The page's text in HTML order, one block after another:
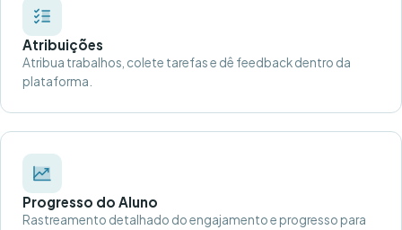
Atribuições
Atribua trabalhos, colete tarefas e dê feedback dentro da
plataforma.
Progresso do Aluno
Rastreamento detalhado do engajamento e progresso para